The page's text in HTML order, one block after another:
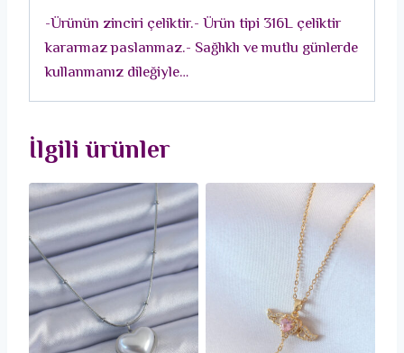
Kolye
adet
-Ürünün zinciri çeliktir.- Ürün tipi 316L çeliktir
kararmaz paslanmaz.- Sağlıklı ve mutlu günlerde
kullanmanız dileğiyle…
İlgili ürünler